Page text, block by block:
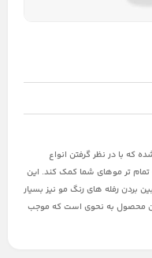
که با در نظر گرفتن انواع
تمام تر موهای شما کمک کند. این
بردن رفله های رنگ مو نیز بسیار
این محصول به نحوی است که موجب